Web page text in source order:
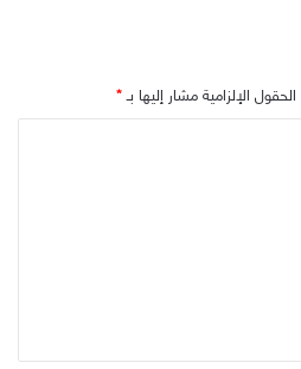
الحقول الإلزامية مشار إليها بـ*